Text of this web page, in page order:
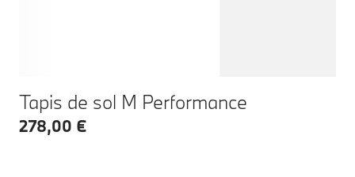
Tapis de sol M Performance
278,00 €